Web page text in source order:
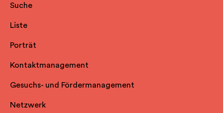
Suche
Liste
Porträt
Kontaktmanagement
Gesuchs- und Fördermanagement
Netzwerk